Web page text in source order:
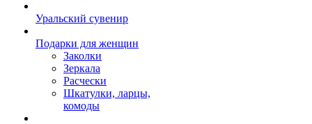
Уральский сувенир
Подарки для женщин
Заколки
Зеркала
Расчески
Шкатулки, ларцы,
комоды